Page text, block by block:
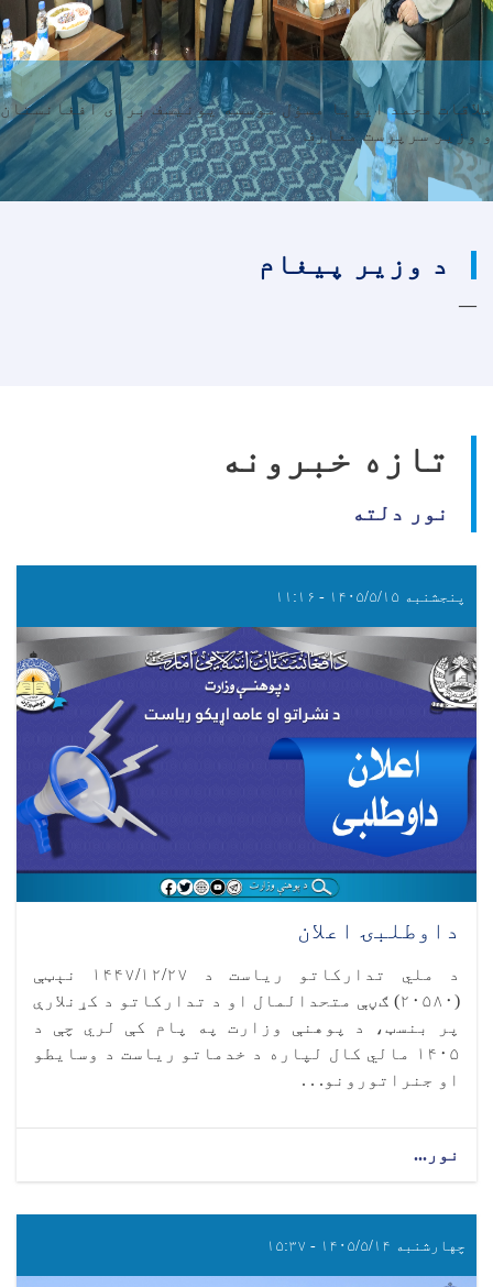
ملاقات محمد ایویا مسؤل موسسه یونیسف برای افغانستان
و وزیر سرپرست معارف
د وزیر پیغام
تازه خبرونه
نور دلته
پنجشنبه ۱۴۰۵/۵/۱۵ - ۱۱:۱۶
داوطلبۍ اعلان
د ملي تدارکاتو ریاست د ۱۴۴۷/۱۲/۲۷ نېټې
(۲۰۵۸۰) ګڼې متحدالمال او د تدارکاتو د کړنلارې
پر بنسټ، د پوهنې وزارت په پام کې لري چې د
۱۴۰۵ مالي کال لپاره د خدماتو ریاست د وسایطو
او جنراتورونو. . .
نور...
چهارشنبه ۱۴۰۵/۵/۱۴ - ۱۵:۳۷